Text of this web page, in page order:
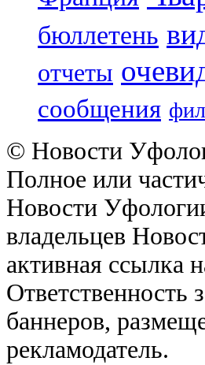
бюллетень
отчеты
сообщения
© Новости
Полное или
Новости
владельцев
активная ссылка
Ответственность
баннеров,
рекламодатель.